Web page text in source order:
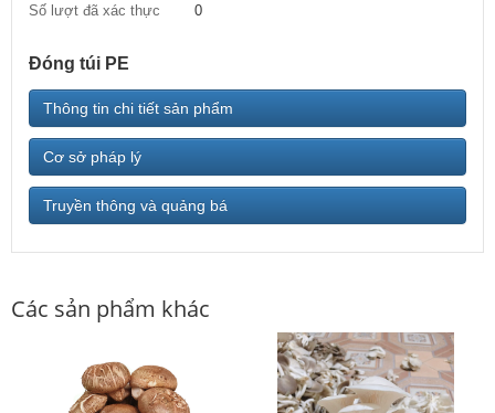
Số lượt đã xác thực
0
Đóng túi PE
Thông tin chi tiết sản phẩm
Cơ sở pháp lý
Truyền thông và quảng bá
Các sản phẩm khác